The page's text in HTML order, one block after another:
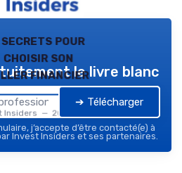
secrets pour
choisir son
financier
Insiders — 2026
le livre blanc
➔ Télécharger
j’accepte d’être contacté(e) à
Invest Insiders et ses partenaires.